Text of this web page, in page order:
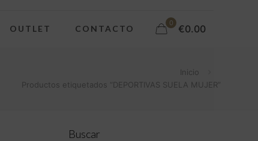
OUTLET CONTACTO
0 €0.00
Inicio
Productos etiquetados “DEPORTIVAS SUELA MUJER”
Buscar